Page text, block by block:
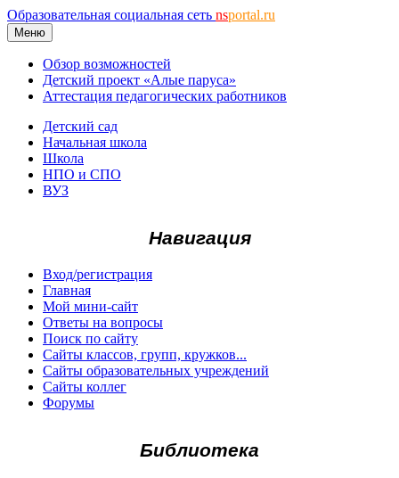
Образовательная социальная сеть nsportal.ru
Меню
Обзор возможностей
Детский проект «Алые паруса»
Аттестация педагогических работников
Детский сад
Начальная школа
Школа
НПО и СПО
ВУЗ
Навигация
Вход/регистрация
Главная
Мой мини-сайт
Ответы на вопросы
Поиск по сайту
Сайты классов, групп, кружков...
Сайты образовательных учреждений
Сайты коллег
Форумы
Библиотека